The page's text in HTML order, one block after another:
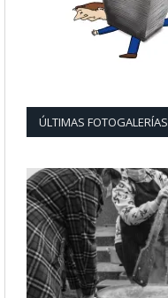
ÚLTIMAS FOTOGALERÍAS